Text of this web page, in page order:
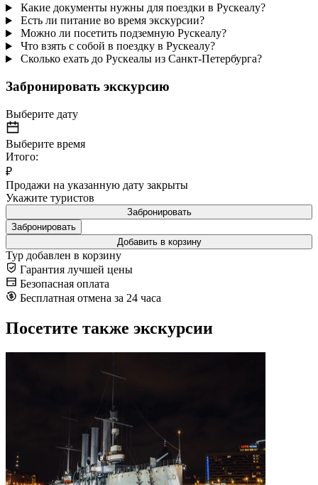
Какие документы нужны для поездки в Рускеалу?
Есть ли питание во время экскурсии?
Можно ли посетить подземную Рускеалу?
Что взять с собой в поездку в Рускеалу?
Сколько ехать до Рускеалы из Санкт-Петербурга?
Забронировать экскурсию
Выберите дату
Выберите время
Итого:
₽
Продажи на указанную дату закрыты
Укажите туристов
Забронировать
Забронировать
Добавить в корзину
Тур добавлен в корзину
Гарантия лучшей цены
Безопасная оплата
Бесплатная отмена за 24 часа
Посетите также экскурсии